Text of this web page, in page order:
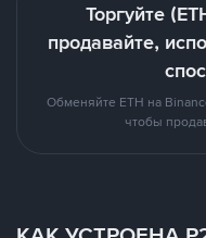
Торгуйте
продавайте,
Обменяйте ETH на
чтобы